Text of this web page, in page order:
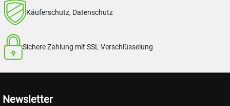
Käuferschutz, Datenschutz
Sichere Zahlung mit SSL Verschlüsselung
Newsletter